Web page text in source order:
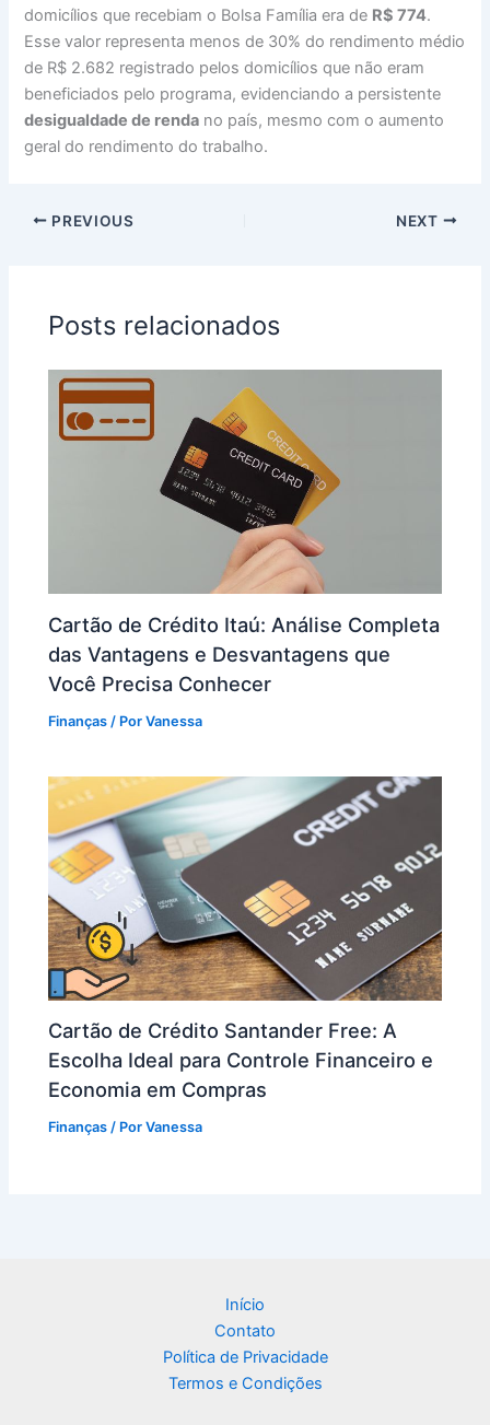
domicílios que recebiam o Bolsa Família era de R$ 774.
Esse valor representa menos de 30% do rendimento médio
de R$ 2.682 registrado pelos domicílios que não eram
beneficiados pelo programa, evidenciando a persistente
desigualdade de renda no país, mesmo com o aumento
geral do rendimento do trabalho.
PREVIOUS NEXT
Posts relacionados
Cartão de Crédito Itaú: Análise Completa
das Vantagens e Desvantagens que
Você Precisa Conhecer
Finanças / PorVanessa
Cartão de Crédito Santander Free: A
Escolha Ideal para Controle Financeiro e
Economia em Compras
Finanças / PorVanessa
Início
Contato
Política de Privacidade
Termos e Condições